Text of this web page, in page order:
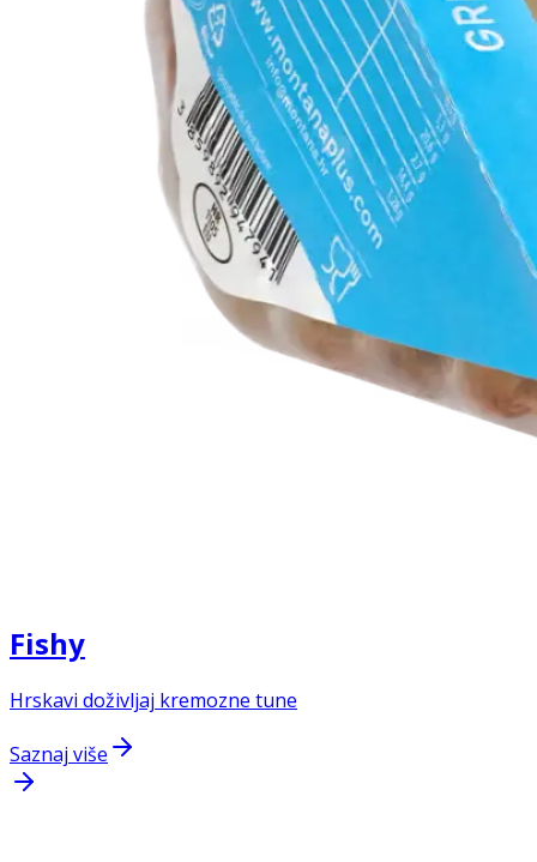
Fishy
Hrskavi doživljaj kremozne tune
Saznaj više